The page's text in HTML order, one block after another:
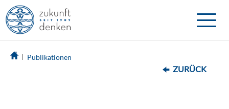
Toggle
Publikationen
ZURÜCK